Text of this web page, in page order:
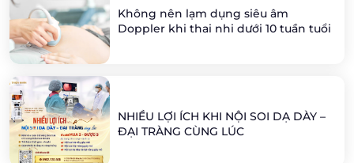
Không nên lạm dụng siêu âm
Doppler khi thai nhi dưới 10 tuần tuổi
NHIỀU LỢI ÍCH KHI NỘI SOI DẠ DÀY –
ĐẠI TRÀNG CÙNG LÚC